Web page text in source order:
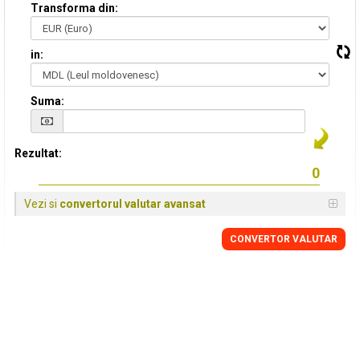
Transforma din:
in:
Suma:
Rezultat:
Vezi si convertorul valutar avansat
CONVERTOR VALUTAR